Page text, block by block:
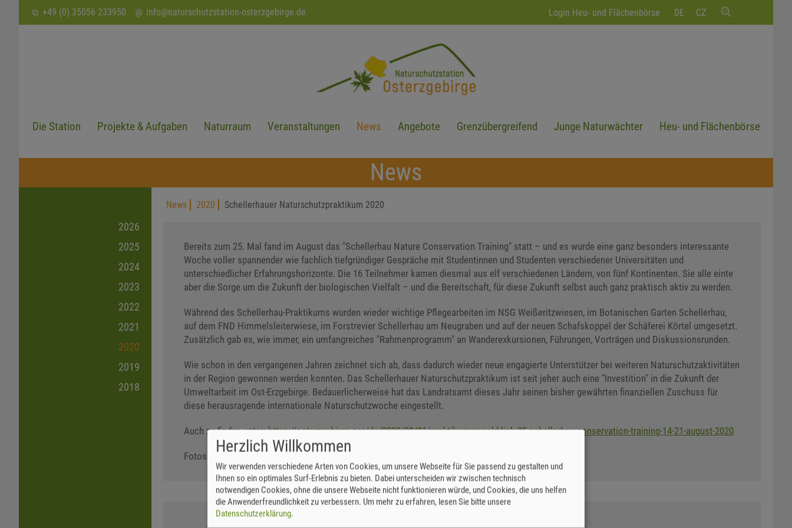
+49 (0) 35056 233950 info@naturschutzstation-osterzgebirge.de Login Heu- und Flächenbörse DE CZ
SUCHEN
Die Station Projekte & Aufgaben Naturraum Veranstaltungen News Angebote Grenzübergreifend Junge Naturwächter Heu- und Flächenbörse
News
2026
2025
2024
2023
2022
2021
2020
2019
2018
News 2020 Schellerhauer Naturschutzpraktikum 2020
Bereits zum 25. Mal fand im August das "Schellerhau Nature Conservation Training" statt – und es wurde eine ganz besonders interessante
Woche voller spannender wie fachlich tiefgründiger Gespräche mit Studentinnen und Studenten verschiedener Universitäten und
unterschiedlicher Erfahrungshorizonte. Die 16 Teilnehmer kamen diesmal aus elf verschiedenen Ländern, von fünf Kontinenten. Sie alle einte
aber die Sorge um die Zukunft der biologischen Vielfalt – und die Bereitschaft, für diese Zukunft selbst auch ganz praktisch aktiv zu werden.
Während des Schellerhau-Praktikums wurden wieder wichtige Pflegearbeiten im NSG Weißeritzwiesen, im Botanischen Garten Schellerhau,
auf dem FND Himmelsleiterwiese, im Forstrevier Schellerhau am Neugraben und auf der neuen Schafskoppel der Schäferei Körtel umgesetzt.
Zusätzlich gab es, wie immer, ein umfangreiches "Rahmenprogramm" an Wanderexkursionen, Führungen, Vorträgen und Diskussionsrunden.
Wie schon in den vergangenen Jahren zeichnet sich ab, dass dadurch wieder neue engagierte Unterstützer bei weiteren Naturschutzaktivitäten
in der Region gewonnen werden konnten. Das Schellerhauer Naturschutzpraktikum ist seit jeher auch eine "Investition" in die Zukunft der
Umweltarbeit im Ost-Erzgebirge. Bedauerlicherweise hat das Landratsamt dieses Jahr seinen bisher gewährten finanziellen Zuschuss für
diese herausragende internationale Naturschutzwoche eingestellt.
Auch zu finden unter:https://osterzgebirge.org/de/2020/09/01/praktikumsrueckblick-25-schellerhau-conservation-training-14-21-august-2020
Fotos: J. Weber
Herzlich Willkommen
Wir verwenden verschiedene Arten von Cookies, um unsere Webseite für Sie passend zu gestalten und
Ihnen so ein optimales Surf-Erlebnis zu bieten. Dabei unterscheiden wir zwischen technisch
notwendigen Cookies, ohne die unsere Webseite nicht funktionieren würde, und Cookies, die uns helfen
die Anwenderfreundlichkeit zu verbessern. Um mehr zu erfahren, lesen Sie bitte unsere
Datenschutzerklärung.